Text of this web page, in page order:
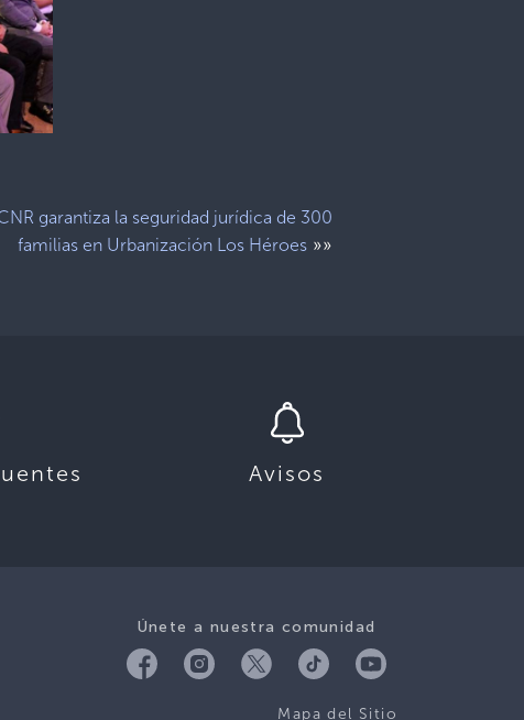
garantiza la seguridad jurídica de 300
familias en Urbanización Los Héroes»»
Avisos
Únete a nuestra comunidad
Mapa del Sitio